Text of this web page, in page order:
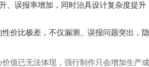
、误报率增加，同时治具设计复杂度提
价比极差，不仅漏测、误报问题突出，
值已无法体现，强行制作只会增加生产